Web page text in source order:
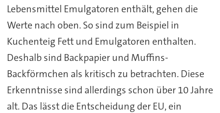
Lebensmittel Emulgatoren enthält, gehen die
Werte nach oben. So sind zum Beispiel in
Kuchenteig Fett und Emulgatoren enthalten.
Deshalb sind Backpapier und Muffins-
Backförmchen als kritisch zu betrachten. Diese
Erkenntnisse sind allerdings schon über 10 Jahre
alt. Das lässt die Entscheidung der EU, ein